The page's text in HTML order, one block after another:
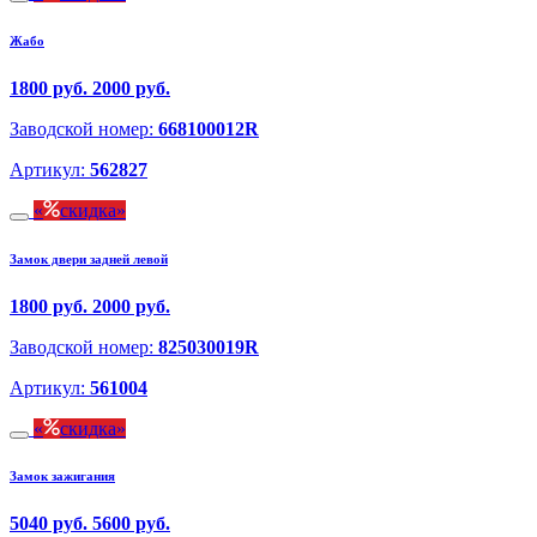
Жабо
1800 руб. 2000 руб.
Заводской номер: 668100012R
Артикул: 562827
скидка
Замок двери задней левой
1800 руб. 2000 руб.
Заводской номер: 825030019R
Артикул: 561004
скидка
Замок зажигания
5040 руб. 5600 руб.